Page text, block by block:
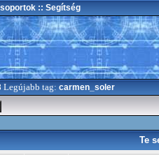
:: Segítség
Legújabb tag: carmen_soler
Te